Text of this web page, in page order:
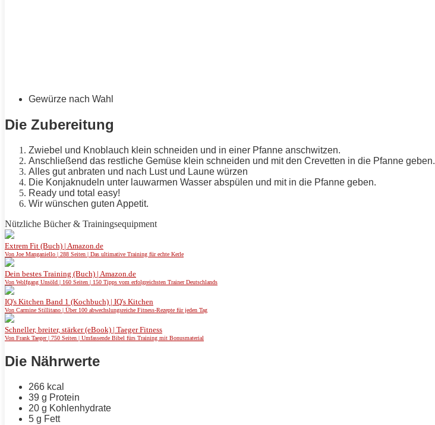
Gewürze nach Wahl
Die Zubereitung
Zwiebel und Knoblauch klein schneiden und in einer Pfanne anschwitzen.
Anschließend das restliche Gemüse klein schneiden und mit den Crevetten in die Pfanne geben.
Alles gut anbraten und nach Lust und Laune würzen
Die Konjaknudeln unter lauwarmen Wasser abspülen und mit in die Pfanne geben.
Ready und total easy!
Wir wünschen guten Appetit.
Nützliche Bücher & Trainingsequipment
Extrem Fit (Buch) | Amazon.de
Von Joe Manganiello | 288 Seiten | Das ultimative Training für echte Kerle
Dein bestes Training (Buch) | Amazon.de
Von Wolfgang Unsöld | 160 Seiten | 150 Tipps vom erfolgreichsten Trainer Deutschlands
IQ's Kitchen Band 1 (Kochbuch) | IQ's Kitchen
Von Carmine Stillitano | Über 100 abwechslungsreiche Fitness-Rezepte für jeden Tag
Schneller, breiter, stärker (eBook) | Taeger Fitness
Von Frank Taeger | 750 Seiten | Umfassende Bibel fürs Training mit Bonusmaterial
Die Nährwerte
266 kcal
39 g Protein
20 g Kohlenhydrate
5 g Fett